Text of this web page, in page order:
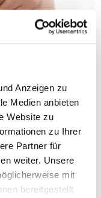
Anzeigen zu
Medien anbieten
Website zu
zu Ihrer
Partner für
weiter. Unsere
mit
bereitgestellt